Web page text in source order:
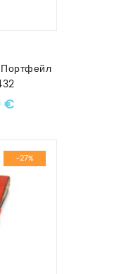
price was: 120.00
€Текущата цена е:
-27%